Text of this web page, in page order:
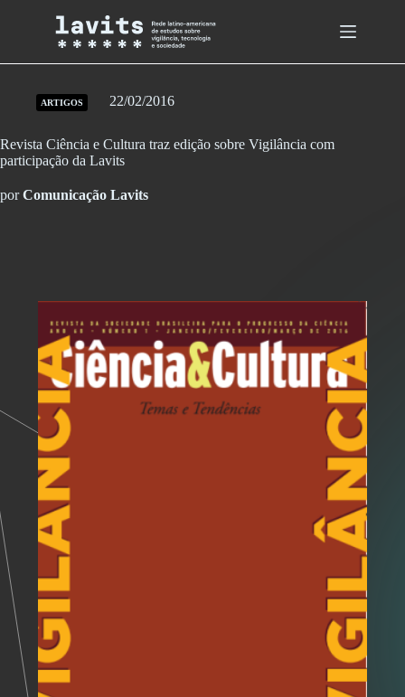
ARTIGOS 22/02/2016
Revista Ciência e Cultura traz edição sobre Vigilância com
participação da Lavits
porComunicação Lavits